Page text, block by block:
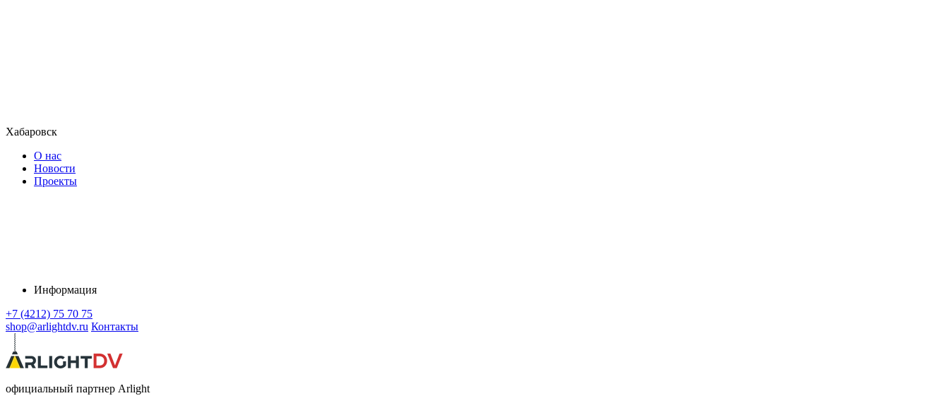
Хабаровск
О нас
Новости
Проекты
Информация
+7 (4212) 75 70 75
shop@arlightdv.ru Контакты
официальный партнер Arlight